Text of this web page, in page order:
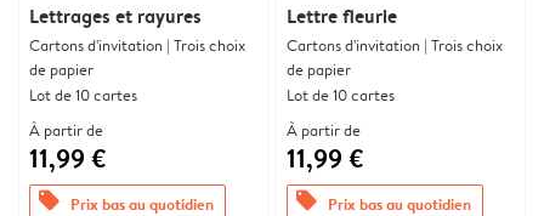
Lettrages et rayures
Cartons d'invitation | Trois choix
de papier
Lot de 10 cartes
À partir de
11,99 €
offers Prix bas au quotidien
Lettre fleurie
Cartons d'invitation | Trois choix
de papier
Lot de 10 cartes
À partir de
11,99 €
offers Prix bas au quotidien